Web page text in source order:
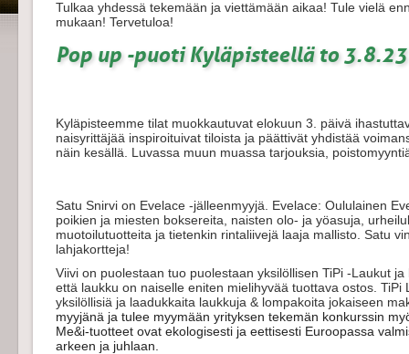
Tulkaa yhdessä tekemään ja viettämään aikaa! Tule vielä
mukaan! Tervetuloa!
Pop up -puoti Kyläpisteellä to
Kyläpisteemme tilat muokkautuvat elokuun 3. päivä
naisyrittäjää inspiroituivat tiloista ja päättivät yhdistää
näin kesällä. Luvassa muun muassa
Satu Snirvi on Evelace -jälleenmyyjä. Evelace: Oululainen
poikien ja miesten boksereita, naisten olo- ja yöasuja,
muotoilutuotteita ja tietenkin rintaliivejä laaja mallisto. Satu
lahjakortteja!
Viivi on puolestaan tuo puolestaan yksilöllisen TiPi -Laukut
että laukku on naiselle eniten mielihyvää tuottava ostos.
yksilöllisiä ja laadukkaita laukkuja & lompakoita jokaiseen
myyjänä ja tulee myymään yrityksen tekemän konkurssin
Me&i-tuotteet ovat ekologisesti ja eettisesti Euroopassa
arkeen ja juhlaan.